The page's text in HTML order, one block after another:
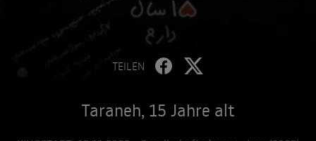
TEILEN
Taraneh, 15 Jahre alt